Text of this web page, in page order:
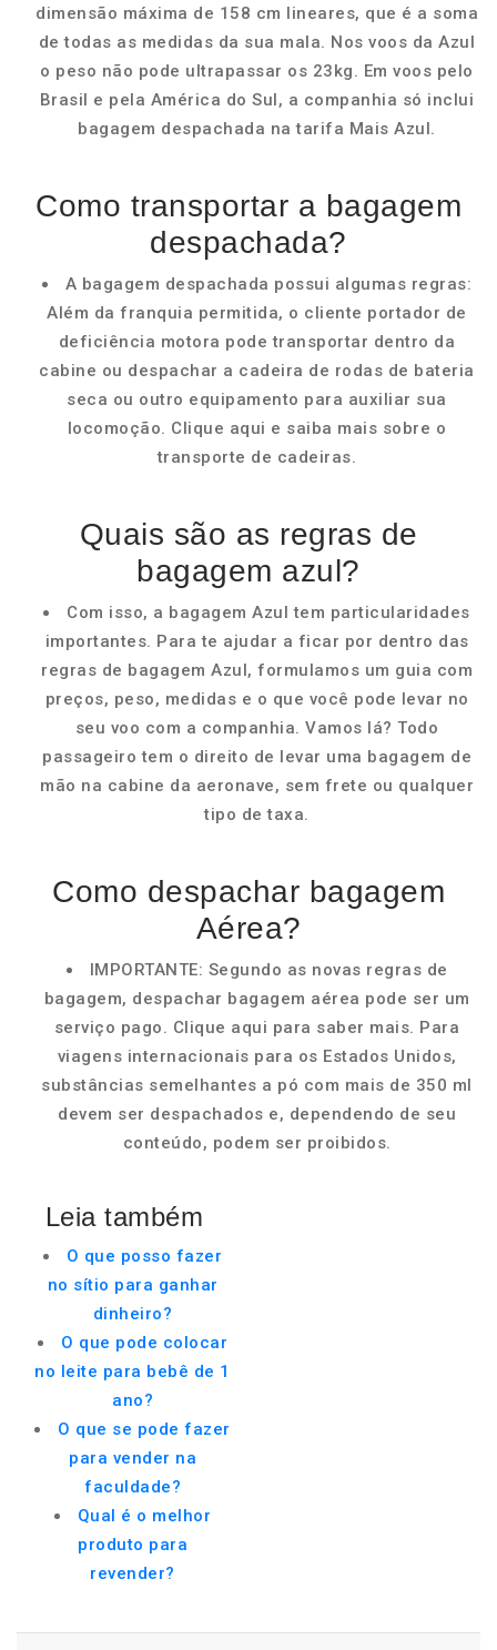
dimensão máxima de 158 cm lineares, que é a soma
de todas as medidas da sua mala. Nos voos da Azul
o peso não pode ultrapassar os 23kg. Em voos pelo
Brasil e pela América do Sul, a companhia só inclui
bagagem despachada na tarifa Mais Azul.
Como transportar a bagagem
despachada?
A bagagem despachada possui algumas regras:
Além da franquia permitida, o cliente portador de
deficiência motora pode transportar dentro da
cabine ou despachar a cadeira de rodas de bateria
seca ou outro equipamento para auxiliar sua
locomoção. Clique aqui e saiba mais sobre o
transporte de cadeiras.
Quais são as regras de
bagagem azul?
Com isso, a bagagem Azul tem particularidades
importantes. Para te ajudar a ficar por dentro das
regras de bagagem Azul, formulamos um guia com
preços, peso, medidas e o que você pode levar no
seu voo com a companhia. Vamos lá? Todo
passageiro tem o direito de levar uma bagagem de
mão na cabine da aeronave, sem frete ou qualquer
tipo de taxa.
Como despachar bagagem
Aérea?
IMPORTANTE: Segundo as novas regras de
bagagem, despachar bagagem aérea pode ser um
serviço pago. Clique aqui para saber mais. Para
viagens internacionais para os Estados Unidos,
substâncias semelhantes a pó com mais de 350 ml
devem ser despachados e, dependendo de seu
conteúdo, podem ser proibidos.
Leia também
O que posso fazer
no sítio para ganhar
dinheiro?
O que pode colocar
no leite para bebê de 1
ano?
O que se pode fazer
para vender na
faculdade?
Qual é o melhor
produto para
revender?